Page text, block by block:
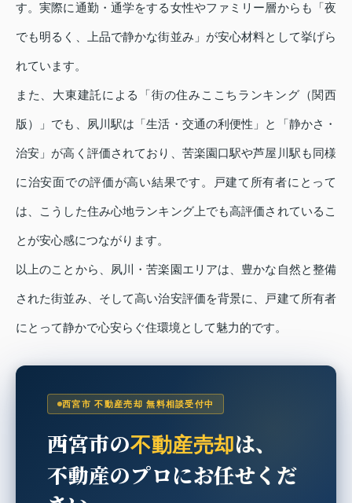
す。実際に通勤・通学をする女性やファミリー層からも「夜
でも明るく、上品で静かな街並み」が安心材料として挙げら
れています。
また、大東建託による「街の住みここちランキング（関西
版）」でも、夙川駅は「生活・交通の利便性」と「静かさ・
治安」が高く評価されており、苦楽園口駅や芦屋川駅も同様
に治安面での評価が高い結果です。戸建て所有者にとって
は、こうした住み心地ランキング上でも高評価されているこ
とが安心感につながります。
以上のことから、夙川・苦楽園エリアは、豊かな自然と整備
された街並み、そして高い治安評価を背景に、戸建て所有者
にとって静かで心安らぐ住環境として魅力的です。
西宮市 不動産売却 無料相談受付中
西宮市の不動産売却は、
不動産のプロにお任せくだ